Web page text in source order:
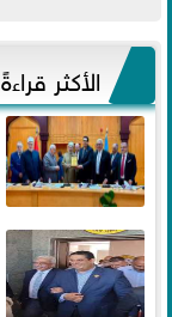
الأكثر قراءةً